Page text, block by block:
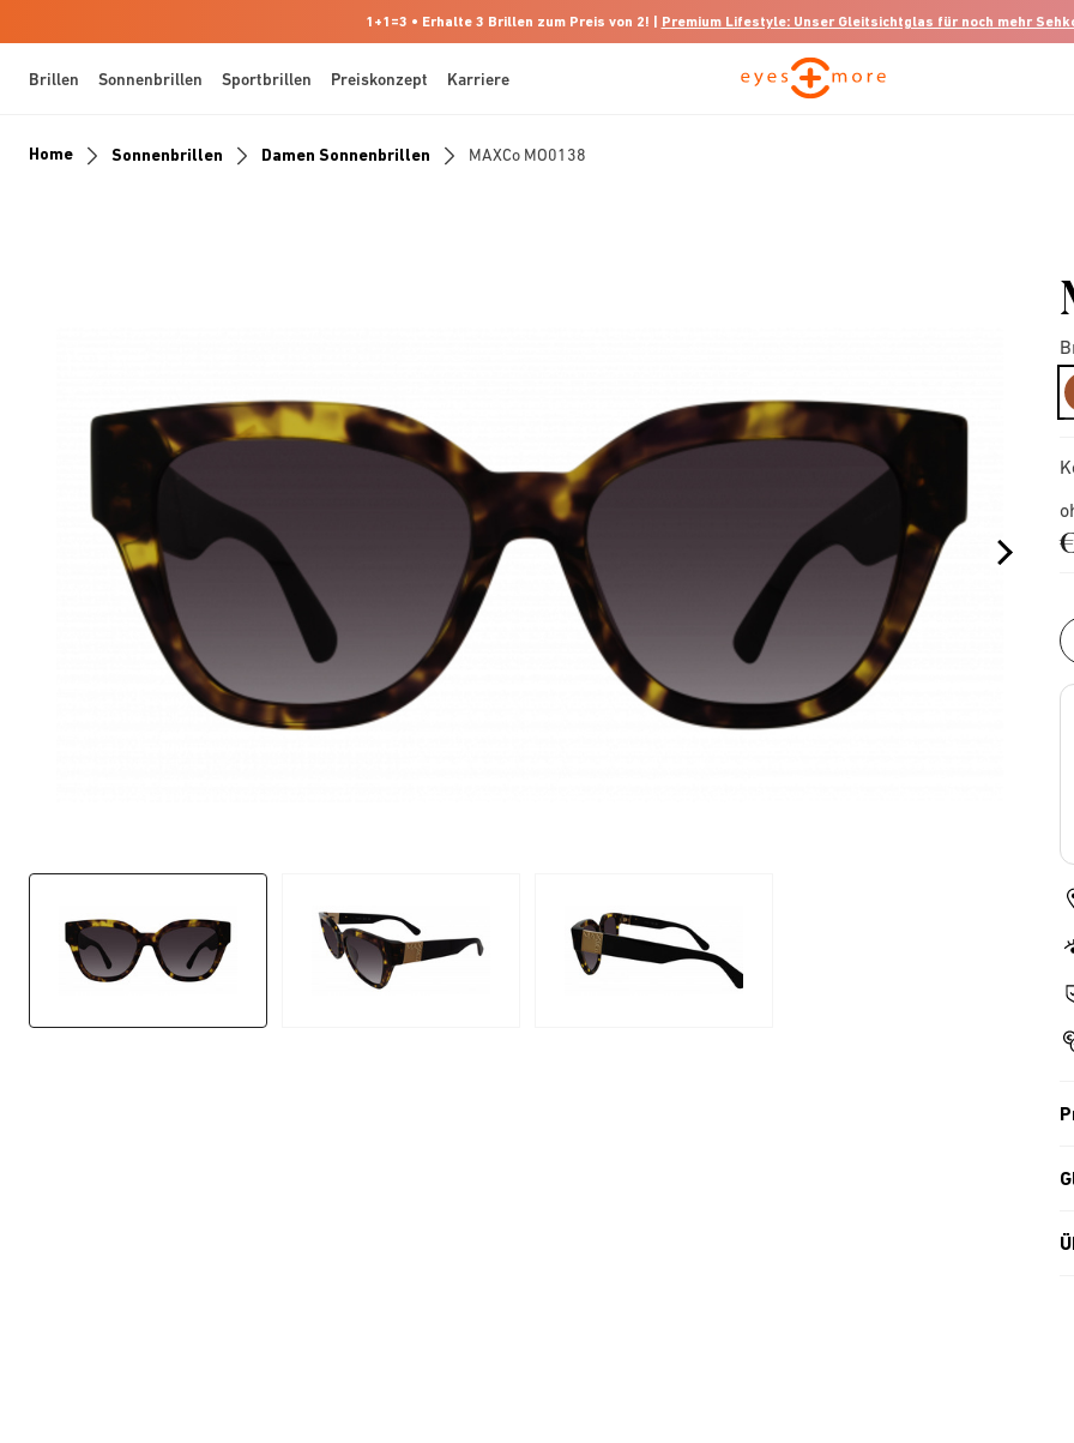
1+1=3 • Erhalte 3 Brillen zum Preis von 2! | Premium Lifestyle: Unser Gleitsichtglas für noch mehr
Brillen Sonnenbrillen Sportbrillen Preiskonzept Karriere
Home Sonnenbrillen Damen Sonnenbrillen MAXCo MO0138